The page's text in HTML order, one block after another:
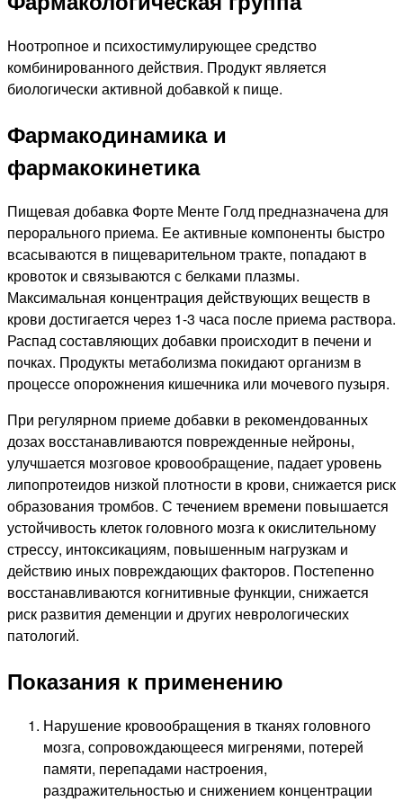
Ноотропное и психостимулирующее средство
комбинированного действия. Продукт является
биологически активной добавкой к пище.
Фармакодинамика и
фармакокинетика
Пищевая добавка Форте Менте Голд предназначена для
перорального приема. Ее активные компоненты быстро
всасываются в пищеварительном тракте, попадают в
кровоток и связываются с белками плазмы.
Максимальная концентрация действующих веществ в
крови достигается через 1-3 часа после приема раствора.
Распад составляющих добавки происходит в печени и
почках. Продукты метаболизма покидают организм в
процессе опорожнения кишечника или мочевого пузыря.
При регулярном приеме добавки в рекомендованных
дозах восстанавливаются поврежденные нейроны,
улучшается мозговое кровообращение, падает уровень
липопротеидов низкой плотности в крови, снижается риск
образования тромбов. С течением времени повышается
устойчивость клеток головного мозга к окислительному
стрессу, интоксикациям, повышенным нагрузкам и
действию иных повреждающих факторов. Постепенно
восстанавливаются когнитивные функции, снижается
риск развития деменции и других неврологических
патологий.
Показания к применению
Нарушение кровообращения в тканях головного
мозга, сопровождающееся мигренями, потерей
памяти, перепадами настроения,
раздражительностью и снижением концентрации